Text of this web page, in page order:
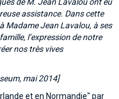
de M. Jean Lavalou ont eu
assistance. Dans cette
Madame Jean Lavalou, à ses
l’expression de notre
nos très vives
mai 2014]
et en Normandie" par